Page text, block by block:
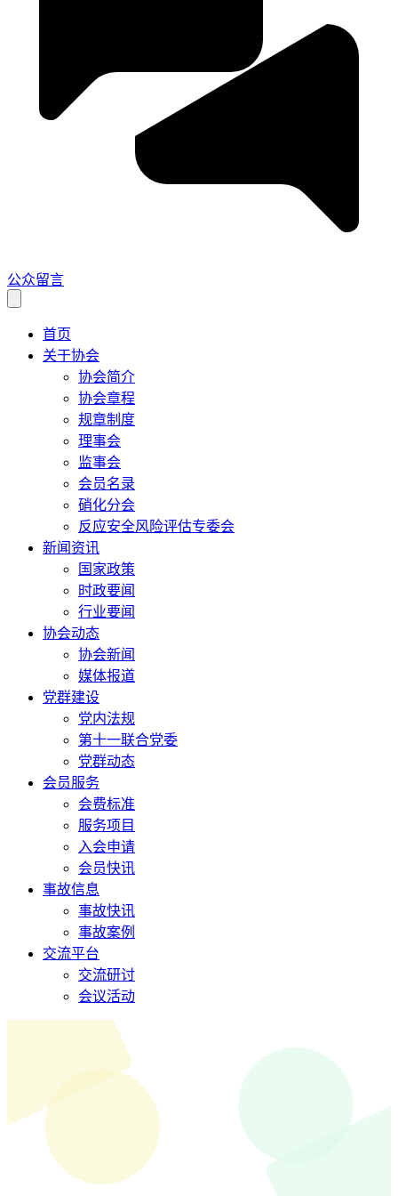
公众留言
首页
关于协会
协会简介
协会章程
规章制度
理事会
监事会
会员名录
硝化分会
反应安全风险评估专委会
新闻资讯
国家政策
时政要闻
行业要闻
协会动态
协会新闻
媒体报道
党群建设
党内法规
第十一联合党委
党群动态
会员服务
会费标准
服务项目
入会申请
会员快讯
事故信息
事故快讯
事故案例
交流平台
交流研讨
会议活动